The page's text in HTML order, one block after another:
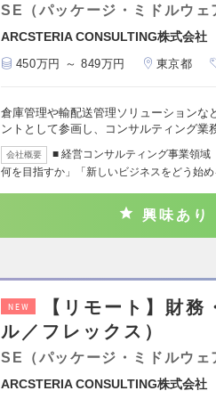
SE（パッケージ・ミドルウェ
ARCSTERIA CONSULTING株式会社
450万円 ～ 849万円 東京都
倉庫管理や輸配送管理ソリューションな
ントとして参画し、コンサルティング業
会社概要
■ 経営コンサルティング事業領域
何を目指すか」「新しいビジネスをどう始
興味あり
NEW
【リモート】財
ル／フレックス）
SE（パッケージ・ミドルウェ
ARCSTERIA CONSULTING株式会社